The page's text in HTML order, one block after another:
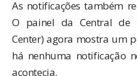
As notificações também
O painel da Central de
Center) agora mostra um
há nenhuma notificação
acontecia.